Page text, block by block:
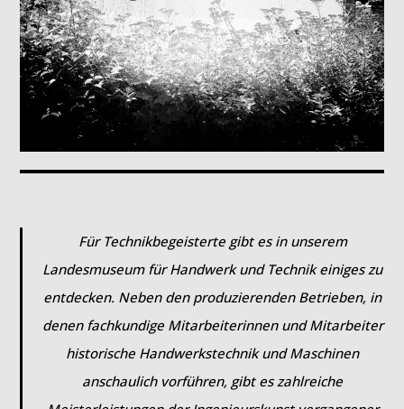
Für Technikbegeisterte gibt es in unserem
Landesmuseum für Handwerk und Technik einiges zu
entdecken. Neben den produzierenden Betrieben, in
denen fachkundige Mitarbeiterinnen und Mitarbeiter
historische Handwerkstechnik und Maschinen
anschaulich vorführen, gibt es zahlreiche